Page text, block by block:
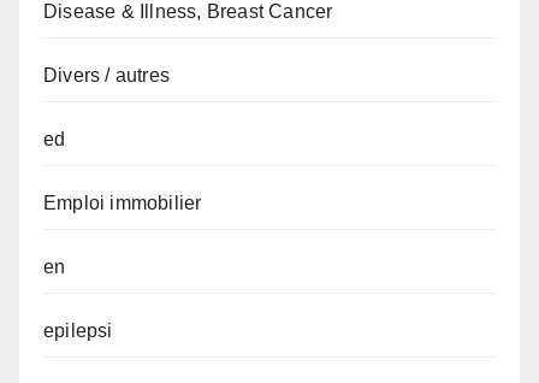
Disease & Illness, Breast Cancer
Divers / autres
ed
Emploi immobilier
en
epilepsi